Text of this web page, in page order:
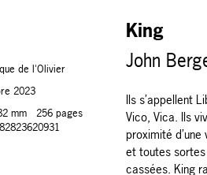
de l'Olivier
2023
mm
256 pages
King
John
Ils s’appellent
Vico, Vica. Ils
proximité
et toutes sortes
cassées. King